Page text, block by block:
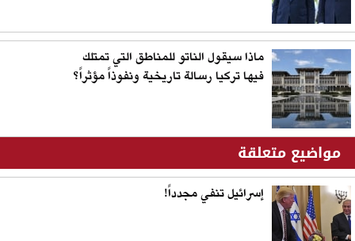
ماذا سيقول الناتو للمناطق التي تمتلك
فيها تركيا رسالة تاريخية ونفوذاً مؤثراً؟
مواضيع متعلقة
إسرائيل تنفي مجدداً!